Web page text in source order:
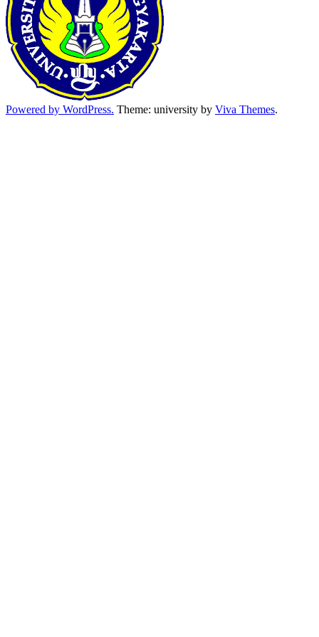
Powered by WordPress. Theme: university by Viva Themes.